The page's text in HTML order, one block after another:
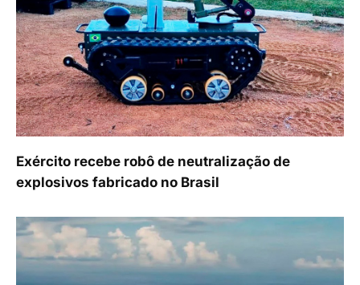
Exército recebe robô de neutralização de
explosivos fabricado no Brasil